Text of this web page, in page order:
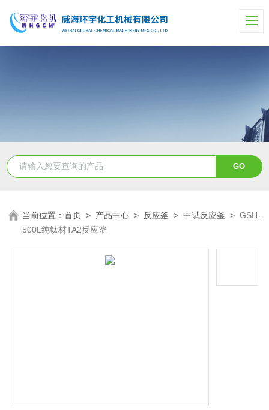
当前位置：首页 > 产品中心 > 反应釜 >中试反应釜 >GSH-
500L纯钛材TA2反应釜